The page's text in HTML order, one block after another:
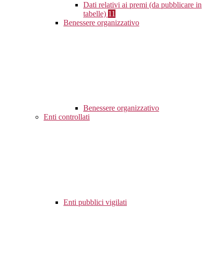
Dati relativi ai premi (da pubblicare in
tabelle) 11
Benessere organizzativo
Benessere organizzativo
Enti controllati
Enti pubblici vigilati